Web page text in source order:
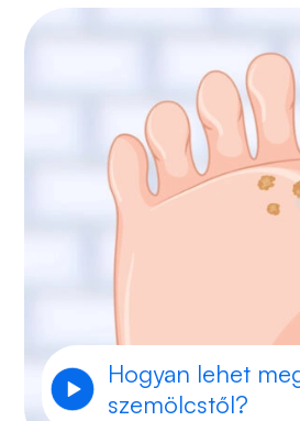
Hogyan lehet
szemölcstől?